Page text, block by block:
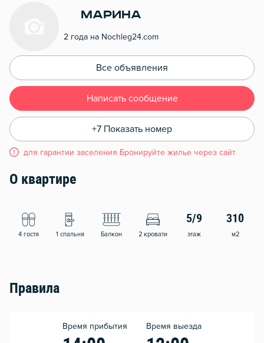
Марина
2 года на Nochleg24.com
Все объявления
Написать сообщение
+7 Показать номер
для гарантии заселения Бронируйте жилье через сайт
О квартире
4 гостя 1 спальня Балкон 2 кровати
5/9
этаж
310
м2
Правила
Время прибытия Время выезда